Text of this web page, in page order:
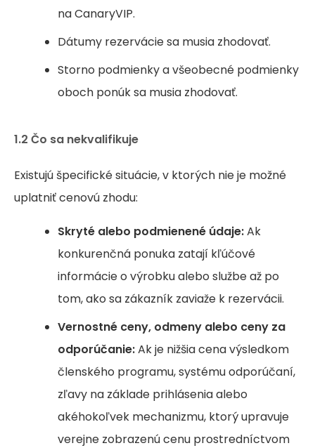
na CanaryVIP.
Dátumy rezervácie sa musia zhodovať.
Storno podmienky a všeobecné podmienky
oboch ponúk sa musia zhodovať.
1.2 Čo sa nekvalifikuje
Existujú špecifické situácie, v ktorých nie je možné
uplatniť cenovú zhodu:
Skryté alebo podmienené údaje:Ak
konkurenčná ponuka zatají kľúčové
informácie o výrobku alebo službe až po
tom, ako sa zákazník zaviaže k rezervácii.
Vernostné ceny, odmeny alebo ceny za
odporúčanie:Ak je nižšia cena výsledkom
členského programu, systému odporúčaní,
zľavy na základe prihlásenia alebo
akéhokoľvek mechanizmu, ktorý upravuje
verejne zobrazenú cenu prostredníctvom